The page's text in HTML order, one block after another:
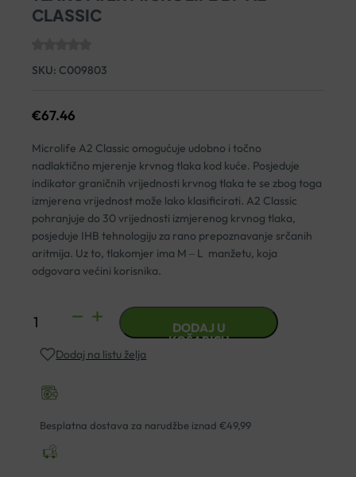
CLASSIC
SKU: C009803
€67.46
Microlife A2 Classic omogućuje udobno i točno
nadlaktično mjerenje krvnog tlaka kod kuće. Posjeduje
indikator graničnih vrijednosti krvnog tlaka te se zbog toga
izmjerena vrijednost može lako klasificirati. A2 Classic
pohranjuje do 30 vrijednosti izmjerenog krvnog tlaka,
posjeduje IHB tehnologiju za rano prepoznavanje srčanih
aritmija. Uz to, tlakomjer ima M ‒ L manžetu, koja
odgovara većini korisnika.
TLAKOMJER
BP
CLASSIC
količina
DODAJ U
KOŠARICU
Dodaj na listu želja
Besplatna dostava za narudžbe iznad €49,99